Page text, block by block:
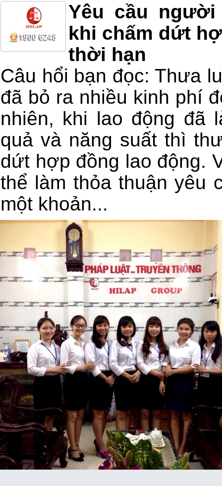
Yêu cầu
khi chấm dứt
thời hạn
Câu hổi bạn đọc: Thưa
đã bỏ ra nhiều kinh phí
nhiên, khi lao động đã
quả và năng suất thì
dứt hợp đồng lao động.
thể làm thỏa thuận yêu
một khoản...